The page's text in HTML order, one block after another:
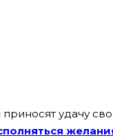
удачу